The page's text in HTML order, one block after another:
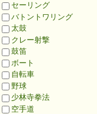
セーリング
バトントワリング
太鼓
クレー射撃
鼓笛
ボート
自転車
野球
少林寺拳法
空手道